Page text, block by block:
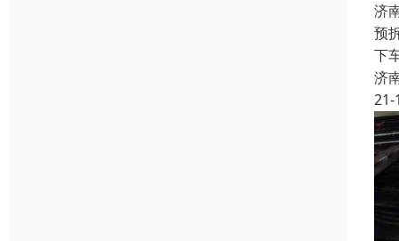
济
预
下
济
21-